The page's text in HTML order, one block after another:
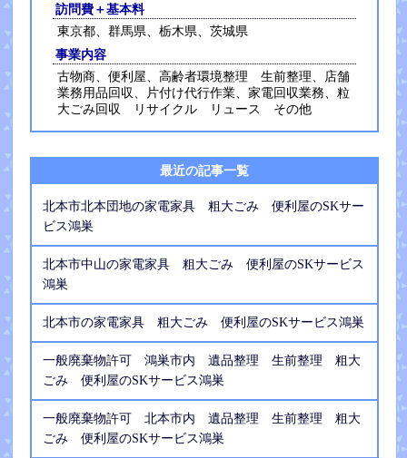
訪問費＋基本料
東京都、群馬県、栃木県、茨城県
事業内容
古物商、便利屋、高齢者環境整理 生前整理、店舗
業務用品回収、片付け代行作業、家電回収業務、粒
大ごみ回収 リサイクル リュース その他
最近の記事一覧
北本市北本団地の家電家具 粗大ごみ 便利屋のSKサー
ビス鴻巣
北本市中山の家電家具 粗大ごみ 便利屋のSKサービス
鴻巣
北本市の家電家具 粗大ごみ 便利屋のSKサービス鴻巣
一般廃棄物許可 鴻巣市内 遺品整理 生前整理 粗大
ごみ 便利屋のSKサービス鴻巣
一般廃棄物許可 北本市内 遺品整理 生前整理 粗大
ごみ 便利屋のSKサービス鴻巣